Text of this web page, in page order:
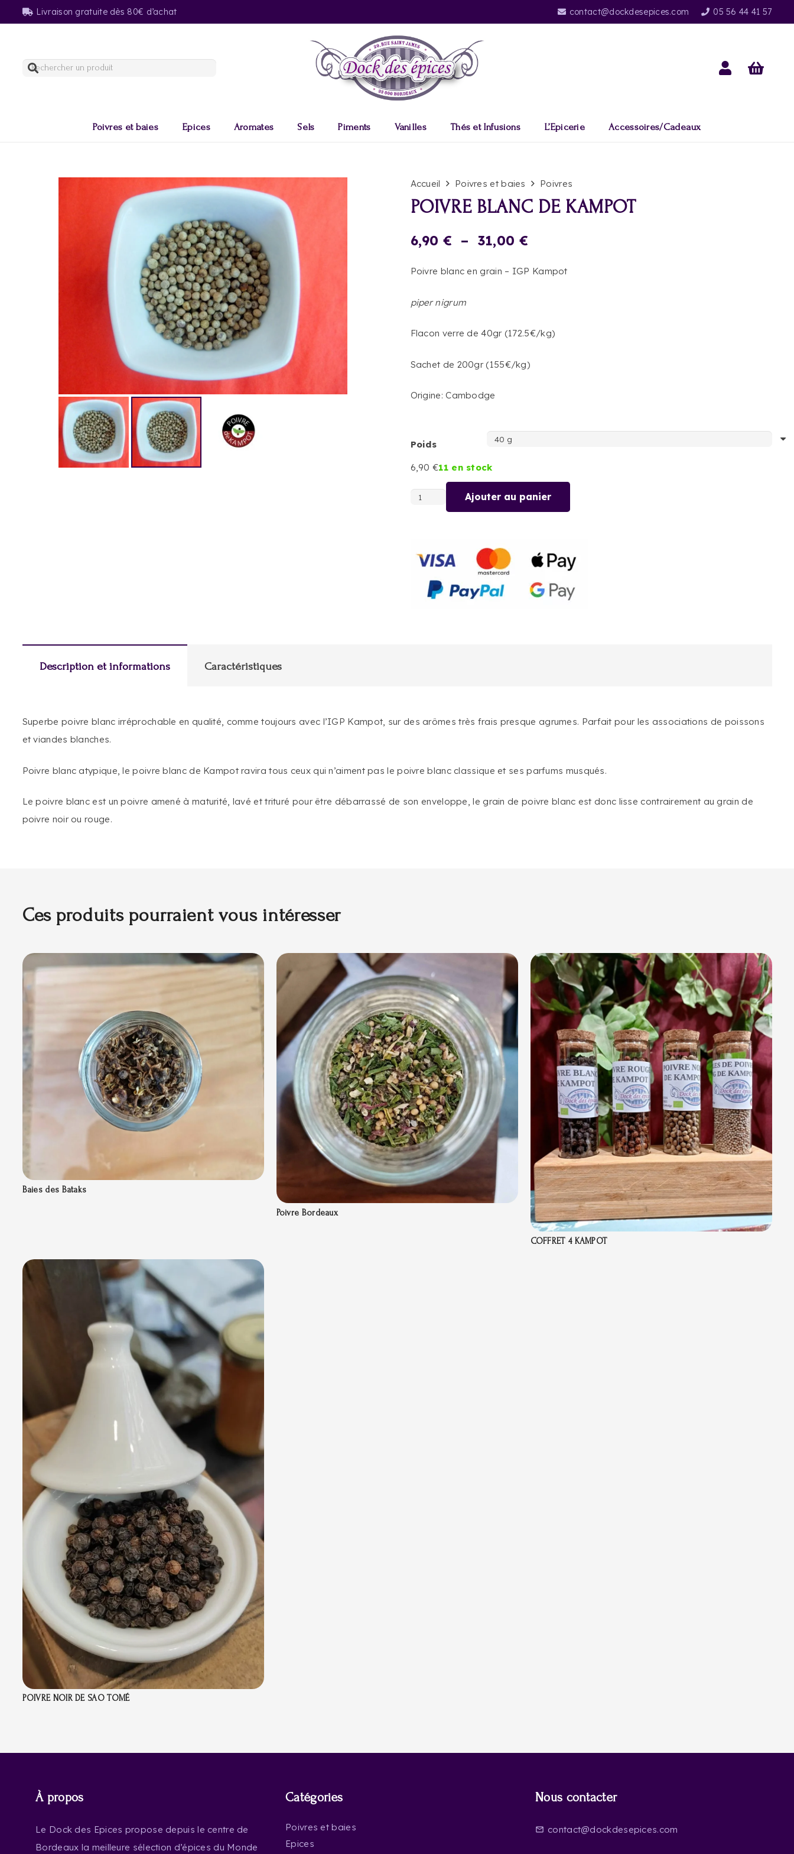
Livraison gratuite dès 80€ d’achat contact@dockdesepices.com 05 56 44 41 57
Poivres et baies Epices Aromates Sels Piments Vanilles Thés et Infusions L’Epicerie Accessoires/Cadeaux
Accueil Poivres et baies Poivres
POIVRE BLANC DE KAMPOT
6,90 € – 31,00 €Plage
prix :
31,00 €
Poivre blanc en grain – IGP Kampot
piper nigrum
Flacon verre de 40gr (172.5€/kg)
Sachet de 200gr (155€/kg)
Origine: Cambodge
Poids
6,90 €11 en stock
quantité
DE
KAMPOT
Ajouter au panier
Description et informations Caractéristiques
Superbe poivre blanc irréprochable en qualité, comme toujours avec l’IGP Kampot, sur des arômes très frais presque agrumes. Parfait pour les associations de poissons
et viandes blanches.
Poivre blanc atypique, le poivre blanc de Kampot ravira tous ceux qui n’aiment pas le poivre blanc classique et ses parfums musqués.
Le poivre blanc est un poivre amené à maturité, lavé et trituré pour être débarrassé de son enveloppe, le grain de poivre blanc est donc lisse contrairement au grain de
poivre noir ou rouge.
Ces produits pourraient vous intéresser
Baies des Bataks
Poivre Bordeaux
COFFRET 4 KAMPOT
POIVRE NOIR DE SAO TOMÉ
À propos
Le Dock des Epices propose depuis le centre de
Bordeaux la meilleure sélection d’épices du Monde
Catégories
Poivres et baies
Epices
Nous contacter
mail_outline contact@dockdesepices.com